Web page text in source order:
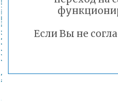
Если Вы не